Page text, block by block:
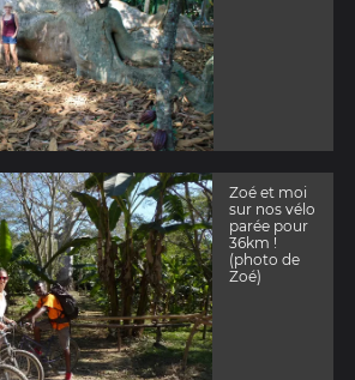
Zoé et moi
sur nos vélo
parée pour
36km !
(photo de
Zoé)